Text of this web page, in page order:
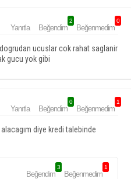
Yanıtla Beğendim
2
Beğenmedim
0
ucuslar cok rahat saglanir
gucu yok gibi
Yanıtla Beğendim
0
Beğenmedim
1
diye kredi talebinde
Beğendim
3
Beğenmedim
1